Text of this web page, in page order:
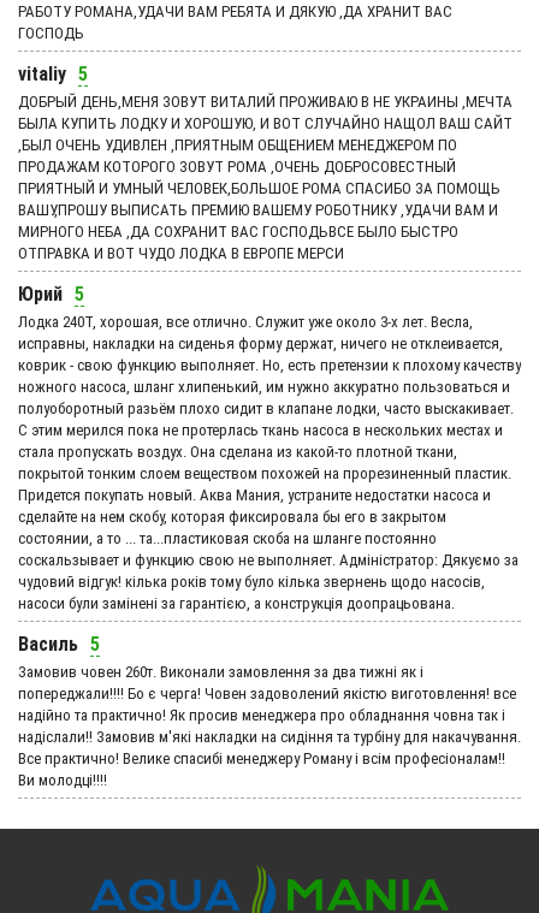
РАБОТУ РОМАНА,УДАЧИ ВАМ РЕБЯТА И ДЯКУЮ ,ДА ХРАНИТ ВАС
ГОСПОДЬ
vitaliy 5
ДОБРЫЙ ДЕНЬ,МЕНЯ ЗОВУТ ВИТАЛИЙ ПРОЖИВАЮ В НЕ УКРАИНЫ ,МЕЧТА
БЫЛА КУПИТЬ ЛОДКУ И ХОРОШУЮ, И ВОТ СЛУЧАЙНО НАЩОЛ ВАШ САЙТ
,БЫЛ ОЧЕНЬ УДИВЛЕН ,ПРИЯТНЫМ ОБЩЕНИЕМ МЕНЕДЖЕРОМ ПО
ПРОДАЖАМ КОТОРОГО ЗОВУТ РОМА ,ОЧЕНЬ ДОБРОСОВЕСТНЫЙ
ПРИЯТНЫЙ И УМНЫЙ ЧЕЛОВЕК,БОЛЬШОЕ РОМА СПАСИБО ЗА ПОМОЩЬ
ВАШУ,ПРОШУ ВЫПИСАТЬ ПРЕМИЮ ВАШЕМУ РОБОТНИКУ ,УДАЧИ ВАМ И
МИРНОГО НЕБА ,ДА СОХРАНИТ ВАС ГОСПОДЬВСЕ БЫЛО БЫСТРО
ОТПРАВКА И ВОТ ЧУДО ЛОДКА В ЕВРОПЕ МЕРСИ
Юрий 5
Лодка 240Т, хорошая, все отлично. Служит уже около 3-х лет. Весла,
исправны, накладки на сиденья форму держат, ничего не отклеивается,
коврик - свою функцию выполняет. Но, есть претензии к плохому качеству
ножного насоса, шланг хлипенький, им нужно аккуратно пользоваться и
полуоборотный разьём плохо сидит в клапане лодки, часто выскакивает.
С этим мерился пока не протерлась ткань насоса в нескольких местах и
стала пропускать воздух. Она сделана из какой-то плотной ткани,
покрытой тонким слоем веществом похожей на прорезиненный пластик.
Придется покупать новый. Аква Мания, устраните недостатки насоса и
сделайте на нем скобу, которая фиксировала бы его в закрытом
состоянии, а то ... та...пластиковая скоба на шланге постоянно
соскальзывает и функцию свою не выполняет. Адмiнiстратор: Дякуємо за
чудовий вiдгук! кілька років тому було кілька звернень щодо насосів,
насоси були замінені за гарантією, а конструкція доопрацьована.
Василь 5
Замовив човен 260т. Виконали замовлення за два тижні як і
попереджали!!!! Бо є черга! Човен задоволений якістю виготовлення! все
надійно та практично! Як просив менеджера про обладнання човна так і
надіслали!! Замовив м'які накладки на сидіння та турбіну для накачування.
Все практично! Велике спасибі менеджеру Роману і всім професіоналам!!
Ви молодці!!!!